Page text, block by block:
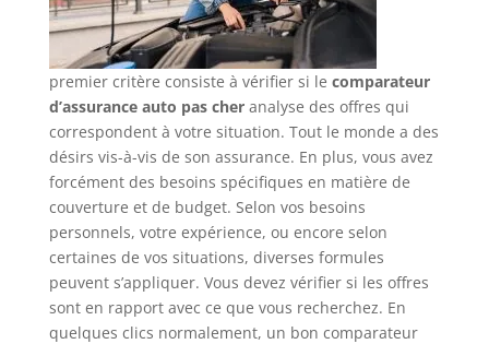
premier critère consiste à vérifier si le comparateur
d’assurance auto pas cheranalyse des offres qui
correspondent à votre situation. Tout le monde a des
désirs vis-à-vis de son assurance. En plus, vous avez
forcément des besoins spécifiques en matière de
couverture et de budget. Selon vos besoins
personnels, votre expérience, ou encore selon
certaines de vos situations, diverses formules
peuvent s’appliquer. Vous devez vérifier si les offres
sont en rapport avec ce que vous recherchez. En
quelques clics normalement, un bon comparateur